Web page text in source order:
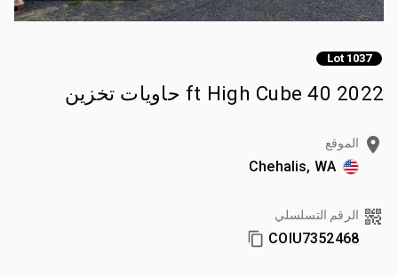
Lot 1037
2022 40 ft High Cube حاويات تخزين
الموقع
Chehalis, WA
الرقم التسلسلي
COIU7352468